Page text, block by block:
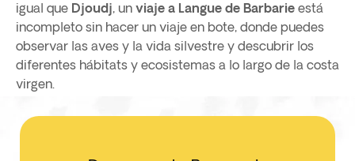
igual que Djoudj, un viaje a Langue de Barbarie está
incompleto sin hacer un viaje en bote, donde puedes
observar las aves y la vida silvestre y descubrir los
diferentes hábitats y ecosistemas a lo largo de la costa
virgen.